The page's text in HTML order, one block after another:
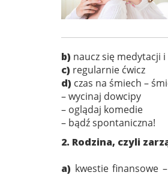
b) naucz się medytacji i
c) regularnie ćwicz
d) czas na śmiech –
– wycinaj dowcipy
– oglądaj komedie
– bądź spontaniczna!
2. Rodzina, czyli
a) kwestie finansowe